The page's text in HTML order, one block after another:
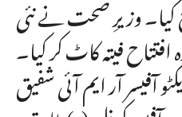
کیا۔ وزیرِ صحت نے نئی
افتتاح فیتہ کاٹ کر کیا۔
آفیسر آر ایم آئی شفیق